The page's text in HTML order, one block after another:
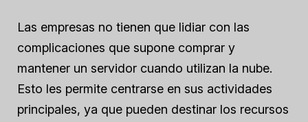
Las empresas no tienen que lidiar con las
complicaciones que supone comprar y
mantener un servidor cuando utilizan la nube.
Esto les permite centrarse en sus actividades
principales, ya que pueden destinar los recursos